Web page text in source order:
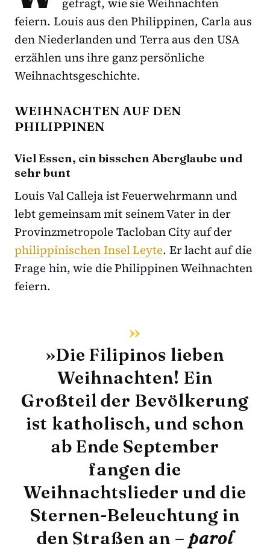
feiern. Louis aus den Philippinen, Carla aus
den Niederlanden und Terra aus den USA
erzählen uns ihre ganz persönliche
Weihnachtsgeschichte.
WEIHNACHTEN AUF DEN
PHILIPPINEN
Viel Essen, ein bisschen Aberglaube und
sehr bunt
Louis Val Calleja ist Feuerwehrmann und
lebt gemeinsam mit seinem Vater in der
Provinzmetropole Tacloban City auf der
philippinischen Insel Leyte. Er lacht auf die
Frage hin, wie die Philippinen Weihnachten
feiern.
»Die Filipinos lieben
Weihnachten! Ein
Großteil der Bevölkerung
ist katholisch, und schon
ab Ende September
fangen die
Weihnachtslieder und die
Sternen-Beleuchtung in
den Straßen an – parol